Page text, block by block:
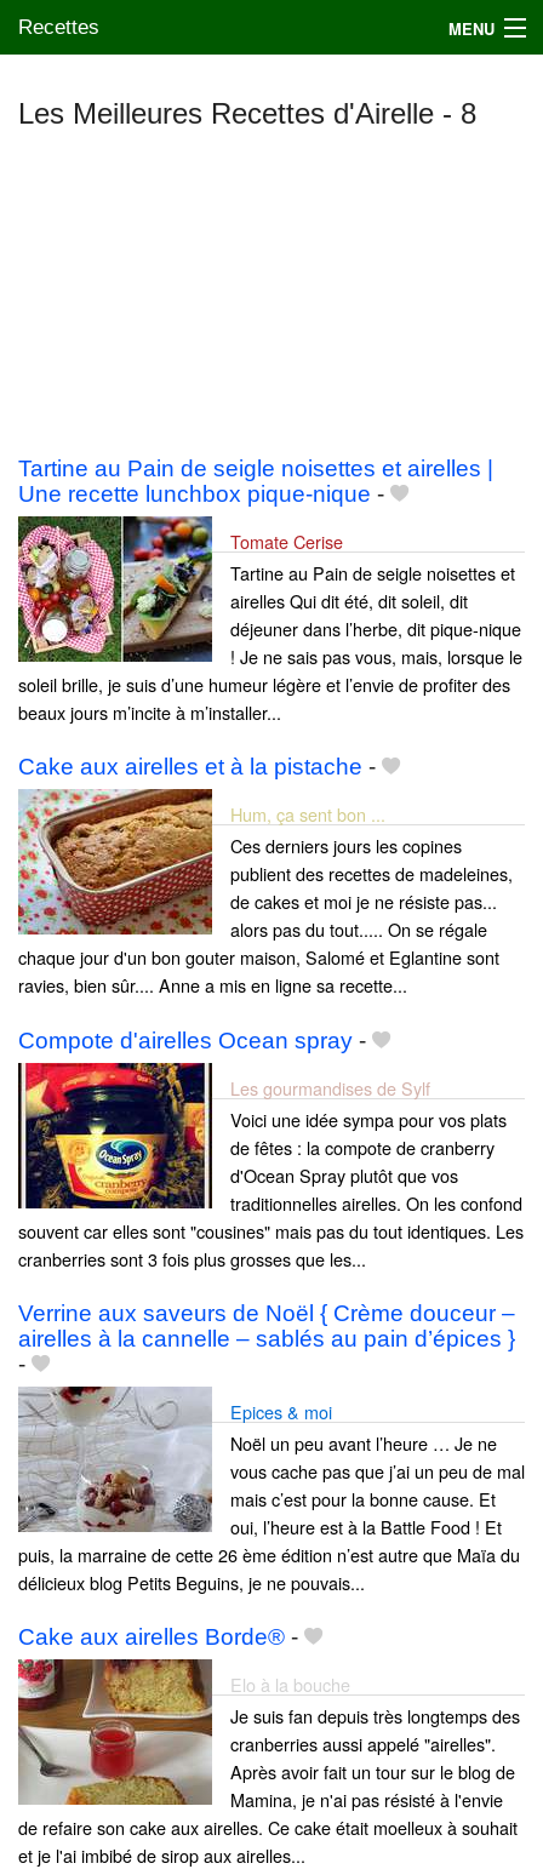
Recettes MENU
Les Meilleures Recettes d'Airelle - 8
Tartine au Pain de seigle noisettes et airelles |
Une recette lunchbox pique-nique -
Tomate Cerise
Tartine au Pain de seigle noisettes et
airelles Qui dit été, dit soleil, dit
déjeuner dans l’herbe, dit pique-nique
! Je ne sais pas vous, mais, lorsque le
soleil brille, je suis d’une humeur légère et l’envie de profiter des
beaux jours m’incite à m’installer...
Cake aux airelles et à la pistache -
Hum, ça sent bon ...
Ces derniers jours les copines
publient des recettes de madeleines,
de cakes et moi je ne résiste pas...
alors pas du tout..... On se régale
chaque jour d'un bon gouter maison, Salomé et Eglantine sont
ravies, bien sûr.... Anne a mis en ligne sa recette...
Compote d'airelles Ocean spray -
Les gourmandises de Sylf
Voici une idée sympa pour vos plats
de fêtes : la compote de cranberry
d'Ocean Spray plutôt que vos
traditionnelles airelles. On les confond
souvent car elles sont "cousines" mais pas du tout identiques. Les
cranberries sont 3 fois plus grosses que les...
Verrine aux saveurs de Noël { Crème douceur –
airelles à la cannelle – sablés au pain d’épices }
-
Epices & moi
Noël un peu avant l’heure … Je ne
vous cache pas que j’ai un peu de mal
mais c’est pour la bonne cause. Et
oui, l’heure est à la Battle Food ! Et
puis, la marraine de cette 26 ème édition n’est autre que Maïa du
délicieux blog Petits Beguins, je ne pouvais...
Cake aux airelles Borde® -
Elo à la bouche
Je suis fan depuis très longtemps des
cranberries aussi appelé "airelles".
Après avoir fait un tour sur le blog de
Mamina, je n'ai pas résisté à l'envie
de refaire son cake aux airelles. Ce cake était moelleux à souhait
et je l'ai imbibé de sirop aux airelles...